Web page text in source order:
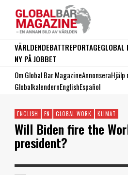
VÄRLDENDEBATTREPORTAGEGLOBAL
NY PÅ JOBBET
Om Global Bar MagazineAnnonseraHjälp
GlobalkalendernEnglishEspañol
ENGLISH FN GLOBAL WORK KLIMAT
Will Biden fire the
president?